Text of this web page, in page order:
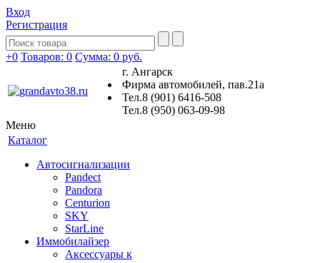
Вход
Регистрация
+0 Товаров: 0 Сумма: 0 руб.
г. Ангарск
Фирма автомобилей, пав.21а
Тел.8 (901) 6416-508
Тел.8 (950) 063-09-98
Меню
Каталог
Автосигнализации
Pandect
Pandora
Centurion
SKY
StarLine
Иммобилайзер
Аксессуары к